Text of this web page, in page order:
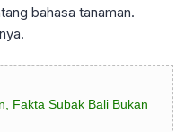
bahasa tanaman.
Fakta Subak Bali Bukan